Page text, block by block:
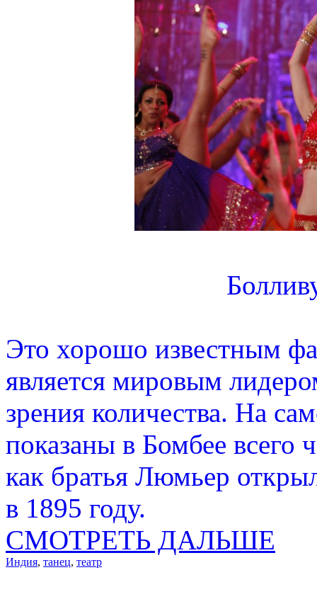
Это хорошо известным
является мировым
зрения количества. На
показаны в Бомбее всего
как братья Люмьер
в 1895 году.
СМОТРЕТЬ ДАЛЬШЕ
Индия, танец, театр